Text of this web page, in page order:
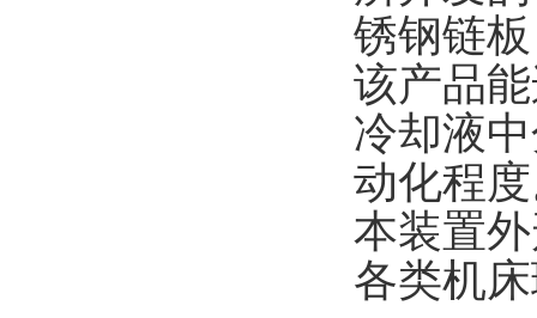
锈钢链
该产品
冷却液
动化程
本装置
各类机